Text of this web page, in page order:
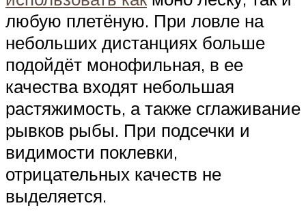
любую плетёную. При ловле на
небольших дистанциях больше
подойдёт монофильная, в ее
качества входят небольшая
растяжимость, а также сглаживание
рывков рыбы. При подсечки и
видимости поклевки,
отрицательных качеств не
выделяется.